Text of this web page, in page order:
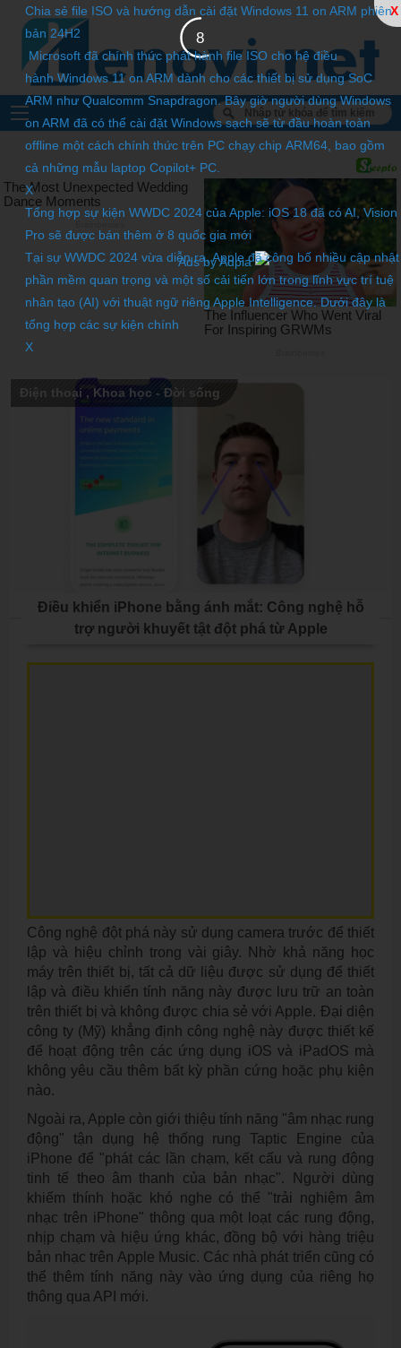
5
X
Ads by Adpia
Điện thoại , Khoa học - Đời sống
Điều khiển iPhone bằng ánh mắt: Công nghệ hỗ
trợ người khuyết tật đột phá từ Apple
Công nghệ đột phá này sử dụng camera trước để thiết
lập và hiệu chỉnh trong vài giây. Nhờ khả năng học
máy trên thiết bị, tất cả dữ liệu được sử dụng để thiết
lập và điều khiển tính năng này được lưu trữ an toàn
trên thiết bị và không được chia sẻ với Apple. Đại diện
công ty (Mỹ) khẳng định công nghệ này được thiết kế
để hoạt động trên các ứng dụng iOS và iPadOS mà
không yêu cầu thêm bất kỳ phần cứng hoặc phụ kiện
nào.
Ngoài ra, Apple còn giới thiệu tính năng "âm nhạc rung
động" tận dụng hệ thống rung Taptic Engine của
iPhone để "phát các lần chạm, kết cấu và rung động
tinh tế theo âm thanh của bản nhạc". Người dùng
khiếm thính hoặc khó nghe có thể "trải nghiệm âm
nhạc trên iPhone" thông qua một loạt các rung động,
nhịp chạm và hiệu ứng khác, đồng bộ với hàng triệu
bản nhạc trên Apple Music. Các nhà phát triển cũng có
thể thêm tính năng này vào ứng dụng của riêng họ
thông qua API mới.
Chia sẻ file ISO và hướng dẫn cài đặt Windows 11 on ARM phiên
bản 24H2
Microsoft đã chính thức phát hành file ISO cho hệ điều
hành Windows 11 on ARM dành cho các thiết bị sử dụng SoC
ARM như Qualcomm Snapdragon. Bây giờ người dùng Windows
on ARM đã có thể cài đặt Windows sạch sẽ từ đầu hoàn toàn
offline một cách chính thức trên PC chạy chip ARM64, bao gồm
cả những mẫu laptop Copilot+ PC.
X
Tổng hợp sự kiện WWDC 2024 của Apple: iOS 18 đã có AI, Vision
Pro sẽ được bán thêm ở 8 quốc gia mới
Tại sự WWDC 2024 vừa diễn ra, Apple đã công bố nhiều cập nhật
phần mềm quan trọng và một số cải tiến lớn trong lĩnh vực trí tuệ
nhân tạo (AI) với thuật ngữ riêng Apple Intelligence. Dưới đây là
tổng hợp các sự kiện chính
X